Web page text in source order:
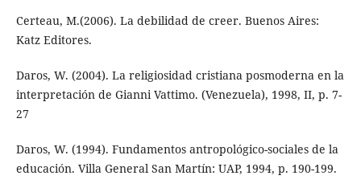
Certeau, M.(2006). La debilidad de creer. Buenos Aires:
Katz Editores.
Daros, W. (2004). La religiosidad cristiana posmoderna en la
interpretación de Gianni Vattimo. (Venezuela), 1998, II, p. 7-
27
Daros, W. (1994). Fundamentos antropológico-sociales de la
educación. Villa General San Martín: UAP, 1994, p. 190-199.